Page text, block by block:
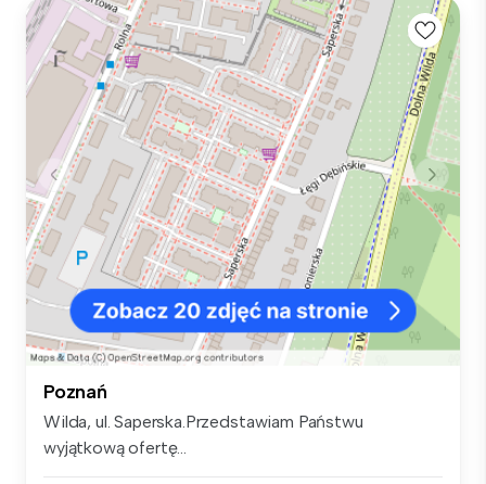
Poznań
Wilda, ul. Saperska.Przedstawiam Państwu
wyjątkową ofertę...